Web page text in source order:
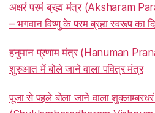
अक्षरं परमं ब्रह्म मंत्र (Aksharam
– भगवान विष्णु के परम ब्रह्म स्वरूप का
हनुमान प्रणाम मंत्र (Hanuman
शुरुआत में बोले जाने वाला पवित्र मंत्र
पूजा से पहले बोला जाने वाला